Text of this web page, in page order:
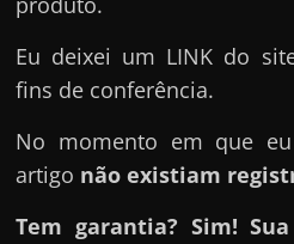
Eu deixei um LINK do
fins de conferência.
No momento em que
artigo não existiam
Tem garantia? Sim!